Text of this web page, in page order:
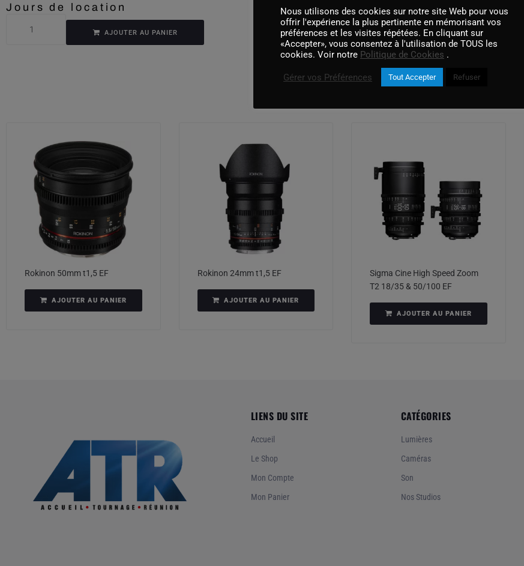
Jours de location
AJOUTER AU PANIER
Rokinon 50mm t1,5 EF
AJOUTER AU PANIER
Rokinon 24mm t1,5 EF
AJOUTER AU PANIER
Sigma Cine High Speed Zoom
T2 18/35 & 50/100 EF
AJOUTER AU PANIER
LIENS DU SITE
Accueil
Le Shop
Mon Compte
Mon Panier
CATÉGORIES
Lumières
Caméras
Son
Nos Studios
Nous utilisons des cookies sur notre site Web pour vous
offrir l'expérience la plus pertinente en mémorisant vos
préférences et les visites répétées. En cliquant sur
«Accepter», vous consentez à l'utilisation de TOUS les
cookies. Voir notre Politique de Cookies .
Gérer vos Préférences Tout Accepter Refuser